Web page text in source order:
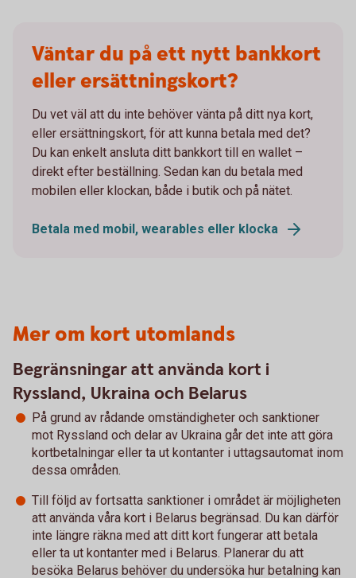
Väntar du på ett nytt bankkort
eller ersättningskort?
Du vet väl att du inte behöver vänta på ditt nya kort,
eller ersättningskort, för att kunna betala med det?
Du kan enkelt ansluta ditt bankkort till en wallet –
direkt efter beställning. Sedan kan du betala med
mobilen eller klockan, både i butik och på nätet.
Betala med mobil, wearables eller klocka
Mer om kort utomlands
Begränsningar att använda kort i
Ryssland, Ukraina och Belarus
På grund av rådande omständigheter och sanktioner
mot Ryssland och delar av Ukraina går det inte att göra
kortbetalningar eller ta ut kontanter i uttagsautomat inom
dessa områden.
Till följd av fortsatta sanktioner i området är möjligheten
att använda våra kort i Belarus begränsad. Du kan därför
inte längre räkna med att ditt kort fungerar att betala
eller ta ut kontanter med i Belarus. Planerar du att
besöka Belarus behöver du undersöka hur betalning kan